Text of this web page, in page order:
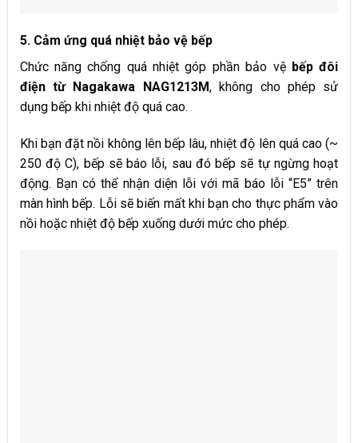
5. Cảm ứng quá nhiệt bảo vệ bếp
Chức năng chống quá nhiệt góp phần bảo vệ bếp đôi
điện từ Nagakawa NAG1213M, không cho phép sử
dụng bếp khi nhiệt độ quá cao.
Khi bạn đặt nồi không lên bếp lâu, nhiệt độ lên quá cao (~
250 độ C), bếp sẽ báo lỗi, sau đó bếp sẽ tự ngừng hoạt
động. Bạn có thể nhận diện lỗi với mã báo lỗi “E5” trên
màn hình bếp. Lỗi sẽ biến mất khi bạn cho thực phẩm vào
nồi hoặc nhiệt độ bếp xuống dưới mức cho phép.